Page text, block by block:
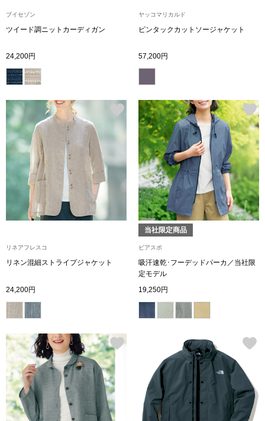
サンダル
その他
財布／小物
財布／コイン
その他
ウオッチ／ア
ウオッチ
ブイセゾン
ツイード調ニットカーディガン
24,200円
ヤッコマリカルド
ピンタックカットソージャケット
57,200円
リネアフレスコ
リネン混細ストライプジャケット
24,200円
当社限定商品
ビアスポ
吸汗速乾･フーデッドパーカ／当社限
定モデル
19,250円